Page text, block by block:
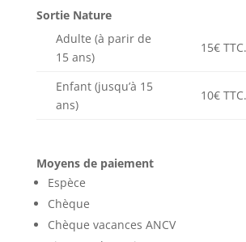
Sortie Nature
Adulte (à parir de
15 ans)
15€ TTC.
Enfant (jusqu’à 15
ans)
10€ TTC.
Moyens de paiement
Espèce
Chèque
Chèque vacances ANCV